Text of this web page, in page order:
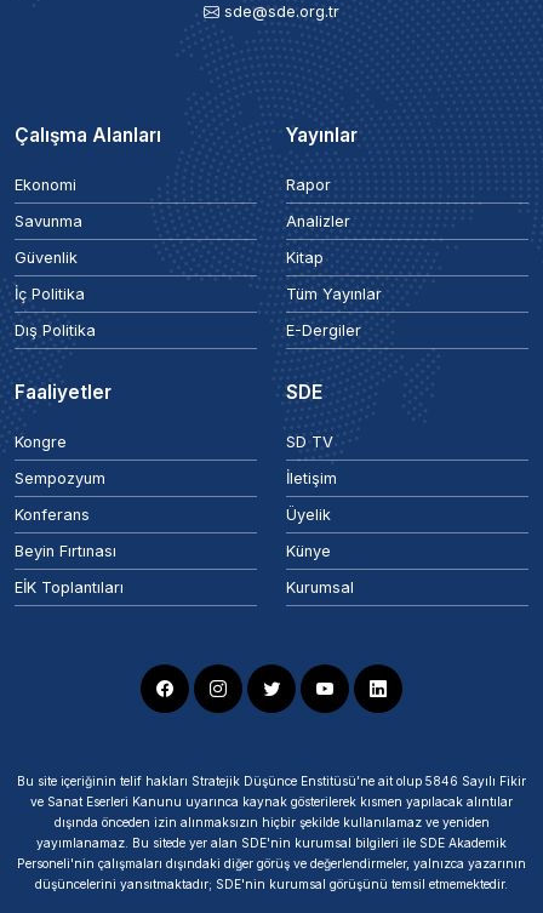
sde@sde.org.tr
Çalışma Alanları
Ekonomi
Savunma
Güvenlik
İç Politika
Dış Politika
Yayınlar
Rapor
Analizler
Kitap
Tüm Yayınlar
E-Dergiler
Faaliyetler
Kongre
Sempozyum
Konferans
Beyin Fırtınası
EİK Toplantıları
SDE
SD TV
İletişim
Üyelik
Künye
Kurumsal
Bu site içeriğinin telif hakları Stratejik Düşünce Enstitüsü’ne ait olup 5846 Sayılı Fikir
ve Sanat Eserleri Kanunu uyarınca kaynak gösterilerek kısmen yapılacak alıntılar
dışında önceden izin alınmaksızın hiçbir şekilde kullanılamaz ve yeniden
yayımlanamaz. Bu sitede yer alan SDE'nin kurumsal bilgileri ile SDE Akademik
Personeli'nin çalışmaları dışındaki diğer görüş ve değerlendirmeler, yalnızca yazarının
düşüncelerini yansıtmaktadır; SDE'nin kurumsal görüşünü temsil etmemektedir.